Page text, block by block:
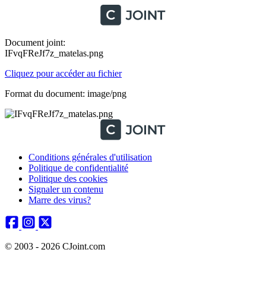
Document joint:
IFvqFReJf7z_matelas.png
Cliquez pour accéder au fichier
Format du document: image/png
Conditions générales d'utilisation
Politique de confidentialité
Politique des cookies
Signaler un contenu
Marre des virus?
© 2003 - 2026 CJoint.com